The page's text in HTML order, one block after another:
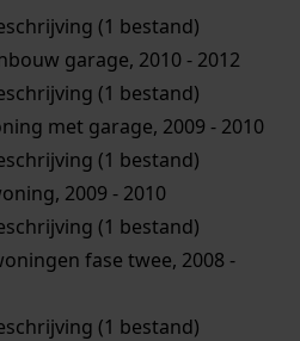
(1 bestand)
garage, 2010 - 2012
(1 bestand)
met garage, 2009 - 2010
(1 bestand)
2009 - 2010
(1 bestand)
fase twee, 2008 -
(1 bestand)